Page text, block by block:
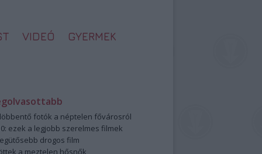
VIDEÓ GYERMEK
fotók a néptelen fővárosról
ezek a legjobb szerelmes filmek
drogos film
a meztelen hősnők